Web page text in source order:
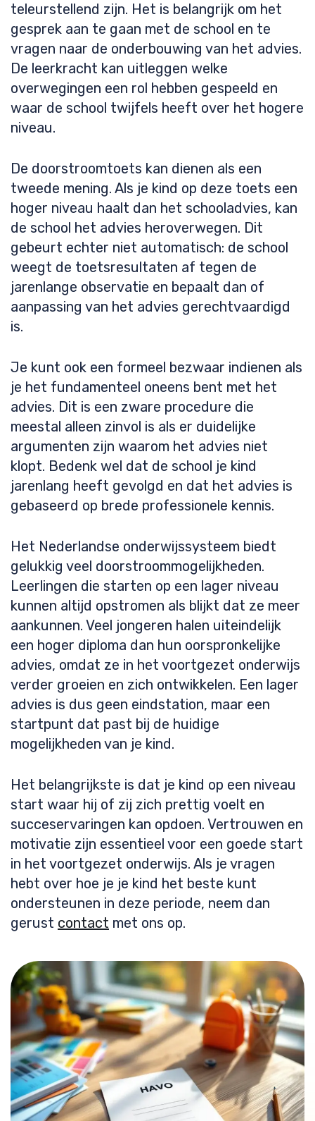
teleurstellend zijn. Het is belangrijk om het
gesprek aan te gaan met de school en te
vragen naar de onderbouwing van het advies.
De leerkracht kan uitleggen welke
overwegingen een rol hebben gespeeld en
waar de school twijfels heeft over het hogere
niveau.
De doorstroomtoets kan dienen als een
tweede mening. Als je kind op deze toets een
hoger niveau haalt dan het schooladvies, kan
de school het advies heroverwegen. Dit
gebeurt echter niet automatisch: de school
weegt de toetsresultaten af tegen de
jarenlange observatie en bepaalt dan of
aanpassing van het advies gerechtvaardigd
is.
Je kunt ook een formeel bezwaar indienen als
je het fundamenteel oneens bent met het
advies. Dit is een zware procedure die
meestal alleen zinvol is als er duidelijke
argumenten zijn waarom het advies niet
klopt. Bedenk wel dat de school je kind
jarenlang heeft gevolgd en dat het advies is
gebaseerd op brede professionele kennis.
Het Nederlandse onderwijssysteem biedt
gelukkig veel doorstroommogelijkheden.
Leerlingen die starten op een lager niveau
kunnen altijd opstromen als blijkt dat ze meer
aankunnen. Veel jongeren halen uiteindelijk
een hoger diploma dan hun oorspronkelijke
advies, omdat ze in het voortgezet onderwijs
verder groeien en zich ontwikkelen. Een lager
advies is dus geen eindstation, maar een
startpunt dat past bij de huidige
mogelijkheden van je kind.
Het belangrijkste is dat je kind op een niveau
start waar hij of zij zich prettig voelt en
succeservaringen kan opdoen. Vertrouwen en
motivatie zijn essentieel voor een goede start
in het voortgezet onderwijs. Als je vragen
hebt over hoe je je kind het beste kunt
ondersteunen in deze periode, neem dan
gerust contact met ons op.